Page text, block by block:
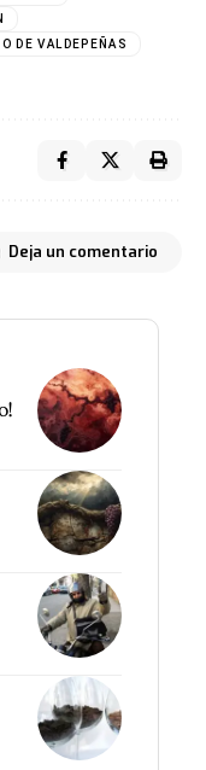
DE VALDEPEÑAS
Deja un comentario